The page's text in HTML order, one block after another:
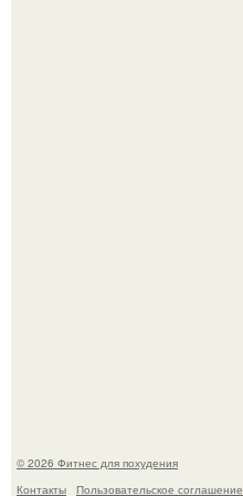
© 2026 Фитнес для похудения
Контакты
Пользовательское соглашение